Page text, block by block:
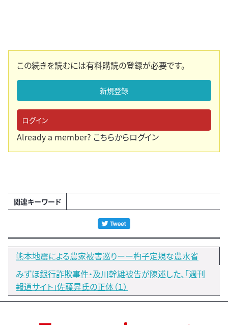
この続きを読むには有料購読の登録が必要です。
新規登録
ログイン
Already a member? こちらからログイン
関連キーワード
熊本地震による農家被害巡りーー杓子定規な農水省
みずほ銀行詐欺事件・及川幹雄被告が陳述した、「週刊
報道サイト」佐藤昇氏の正体（１）